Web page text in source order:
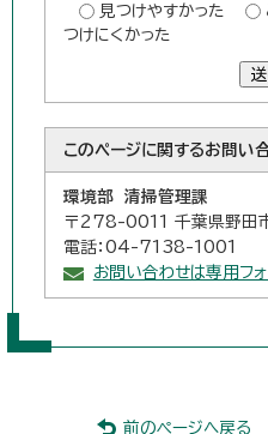
見つけやすかった
つけにくかった
このページに関するお問い
環境部 清掃管理課
〒278-0011 千葉県野田
電話：04-7138-1001
お問い合わせは専用フ
前のページへ戻る